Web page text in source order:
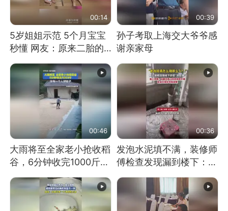
00:14
5岁姐姐示范 5个月宝宝
秒懂 网友：原来二胎的
00:39
孙子考取上海交大爷爷感
谢亲家母
00:46
大雨将至全家老小抢收稻
谷，6分钟收完1000斤，
00:36
发泡水泥填不满，装修师
傅检查发现漏到楼下：出